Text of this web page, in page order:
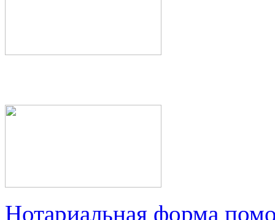
Нотариальная форма